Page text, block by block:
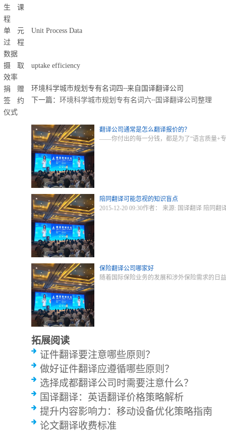
生课
程
单元
过程
数据
Unit Process Data
摄取
效率
uptake efficiency
捐赠
签约
仪式
环境科学城市规划专有名词四--来自国译翻译公司
下一篇： 环境科学城市规划专有名词六--国译翻译公司整理
翻译公司通常是怎么翻译报价的？
——你付出的每一分钱，都是为了“语言质量+
陪同翻译可能忽视的知识盲点
2015-12-20 09:30作者： 来源: 国译翻译 陪同翻
保险翻译公司哪家好
随着国际保险业务的发展和涉外保险需求的日
拓展阅读
证件翻译要注意哪些原则？
做好证件翻译应遵循哪些原则？
选择成都翻译公司时需要注意什么？
国译翻译：英语翻译价格策略解析
提升内容影响力：移动设备优化策略指南
论文翻译收费标准